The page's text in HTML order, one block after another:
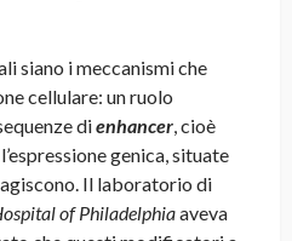
siano i meccanismi che
cellulare: un ruolo
dienhancer, cioè
genica, situate
Il laboratorio di
of Philadelphiaaveva